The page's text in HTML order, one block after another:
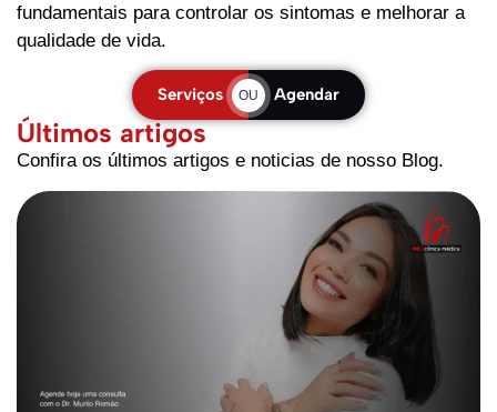
fundamentais para controlar os sintomas e melhorar a
qualidade de vida.
Serviços OU Agendar
Últimos artigos
Confira os últimos artigos e noticias de nosso Blog.